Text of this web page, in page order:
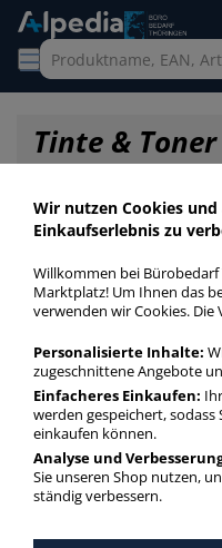
Tinte &
Startseite »
Wir nutzen Cookies
Einkaufserlebnis zu
Willkommen bei
Marktplatz! Um Ihnen das
verwenden wir Cookies. Die
Personalisierte Inhalte:
zugeschnittene Angebote
Einfacheres Einkaufen:
werden gespeichert,
einkaufen können.
Analyse und
Sie unseren Shop nutzen,
ständig verbessern.